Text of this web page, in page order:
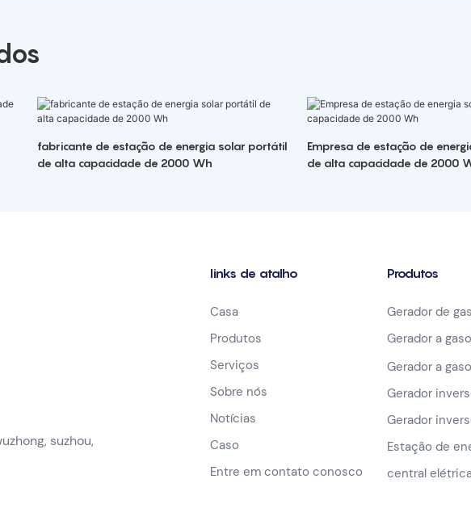
fabricante de estação de energia solar portátil
de alta capacidade de 2000 Wh
Empresa de estação de
de alta capacidade de 2000
suzhou,
links de atalho
Casa
Produtos
Serviços
Sobre nós
Notícias
Caso
Entre em contato conosco
Produtos
Gerador de
Gerador a
Gerador a
Gerador
Gerador
Estação de
central